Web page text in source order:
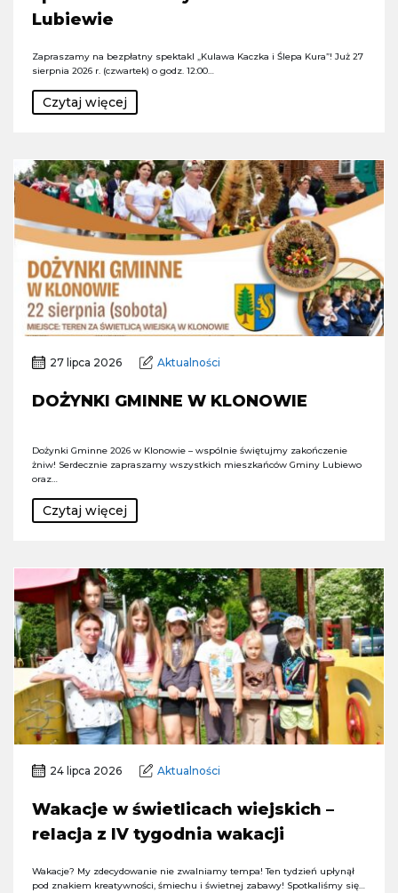
Lubiewie
Zapraszamy na bezpłatny spektakl „Kulawa Kaczka i Ślepa Kura”! Już 27
sierpnia 2026 r. (czwartek) o godz. 12:00…
Czytaj więcej
27 lipca 2026 Aktualności
DOŻYNKI GMINNE W KLONOWIE
Dożynki Gminne 2026 w Klonowie – wspólnie świętujmy zakończenie
żniw! Serdecznie zapraszamy wszystkich mieszkańców Gminy Lubiewo
oraz…
Czytaj więcej
24 lipca 2026 Aktualności
Wakacje w świetlicach wiejskich –
relacja z IV tygodnia wakacji
Wakacje? My zdecydowanie nie zwalniamy tempa! Ten tydzień upłynął
pod znakiem kreatywności, śmiechu i świetnej zabawy! Spotkaliśmy się…